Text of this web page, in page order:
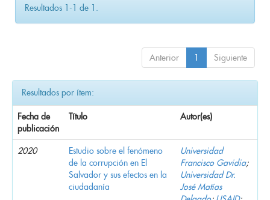
Resultados 1-1 de 1.
Anterior 1 Siguiente
Resultados por ítem:
Fecha de
publicación
Título Autor(es)
2020
Estudio sobre el fenómeno
de la corrupción en El
Salvador y sus efectos en la
ciudadanía
Universidad
Francisco Gavidia;
Universidad Dr.
José Matías